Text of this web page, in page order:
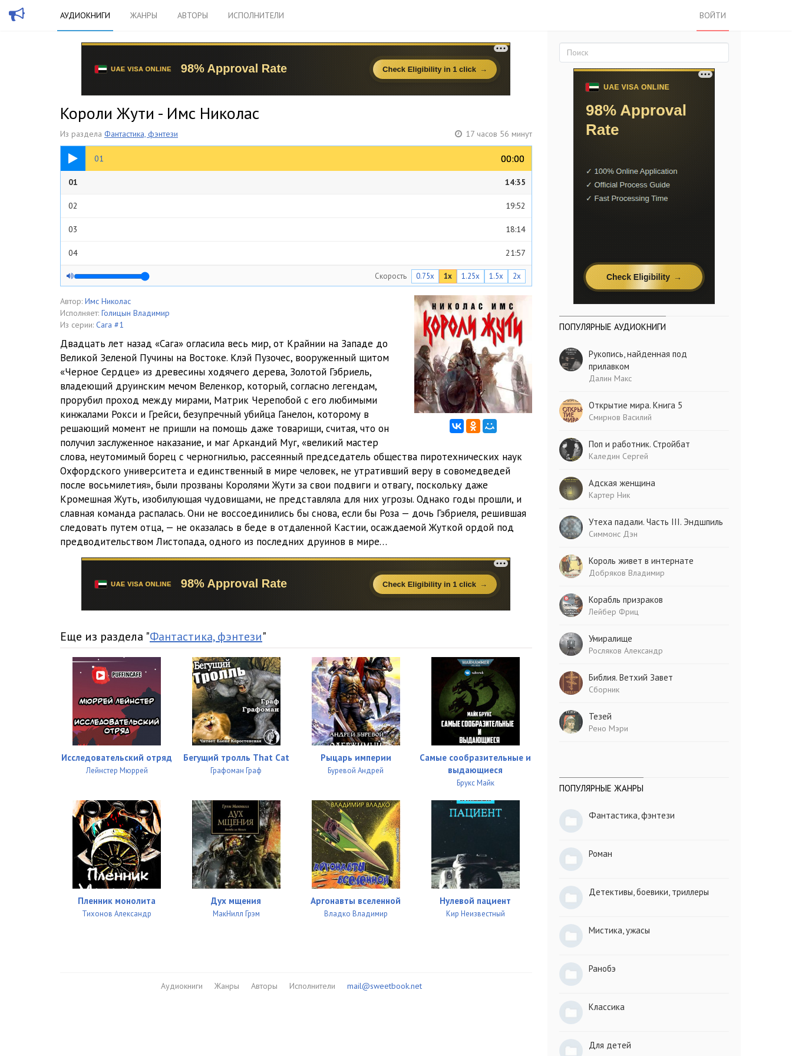
АУДИОКНИГИ ЖАНРЫ АВТОРЫ ИСПОЛНИТЕЛИ ВОЙТИ
Короли Жути - Имс Николас
Из раздела Фантастика, фэнтези 17 часов 56 минут
01 00:00
00:00
14:35
01 14:35
02 19:52
03 18:14
04 21:57
05 20:26
06
07 20:16
08 17:34
09 15:32
10 22:16
11
12
13 36:01
14
15 20:53
16 26:45
18:00
16:50
24 22:51
25 14:05
28 18:21
19:39
31 19:45
Скорость 0.75x 1x 1.25x 1.5x 2x
Автор: Имс Николас
Исполняет: Голицын Владимир
Из серии: Сага #1
Двадцать лет назад «Сага» огласила весь мир, от Крайнии на Западе до
Великой Зеленой Пучины на Востоке. Клэй Пузочес, вооруженный щитом
«Черное Сердце» из древесины ходячего дерева, Золотой Гэбриель,
владеющий друинским мечом Веленкор, который, согласно легендам,
прорубил проход между мирами, Матрик Черепобой с его любимыми
кинжалами Рокси и Грейси, безупречный убийца Ганелон, которому в
решающий момент не пришли на помощь даже товарищи, считая, что он
получил заслуженное наказание, и маг Аркандий Муг, «великий мастер
слова, неутомимый борец с черногнилью, рассеянный председатель общества пиротехнических наук
Охфордского университета и единственный в мире человек, не утративший веру в совомедведей
после восьмилетия», были прозваны Королями Жути за свои подвиги и отвагу, поскольку даже
Кромешная Жуть, изобилующая чудовищами, не представляла для них угрозы. Однако годы прошли, и
славная команда распалась. Они не воссоединились бы снова, если бы Роза — дочь Гэбриеля, решившая
следовать путем отца, — не оказалась в беде в отдаленной Кастии, осаждаемой Жуткой ордой под
предводительством Листопада, одного из последних друинов в мире…
Еще из раздела "Фантастика, фэнтези"
Исследовательский отряд
Лейнстер Мюррей
Бегущий тролль That Cat
Графоман Граф
Рыцарь империи
Буревой Андрей
Самые сообразительные и
выдающиеся
Брукс Майк
Пленник монолита
Тихонов Александр
Дух мщения
МакНилл Грэм
Аргонавты вселенной
Владко Владимир
Нулевой пациент
Кир Неизвестный
Аудиокниги Жанры Авторы Исполнители mail@sweetbook.net
ПОПУЛЯРНЫЕ АУДИОКНИГИ
Рукопись, найденная под
прилавком
Далин Макс
Открытие мира. Книга 5
Смирнов Василий
Поп и работник. Стройбат
Каледин Сергей
Адская женщина
Картер Ник
Утеха падали. Часть III. Эндшпиль
Симмонс Дэн
Король живет в интернате
Добряков Владимир
Корабль призраков
Лейбер Фриц
Умиралище
Росляков Александр
Библия. Ветхий Завет
Сборник
Тезей
Рено Мэри
ПОПУЛЯРНЫЕ ЖАНРЫ
Фантастика, фэнтези
Роман
Детективы, боевики, триллеры
Мистика, ужасы
Ранобэ
Классика
Для детей